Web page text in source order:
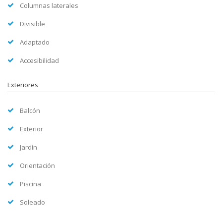
Columnas laterales
Divisible
Adaptado
Accesibilidad
Exteriores
Balcón
Exterior
Jardín
Orientación
Piscina
Soleado